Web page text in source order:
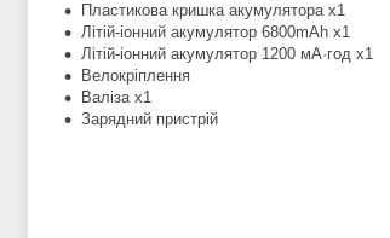
Пластикова кришка акумулятора x1
Літій-іонний акумулятор 6800mAh x1
Літій-іонний акумулятор 1200 мА·год x1
Велокріплення
Валіза х1
Зарядний пристрій